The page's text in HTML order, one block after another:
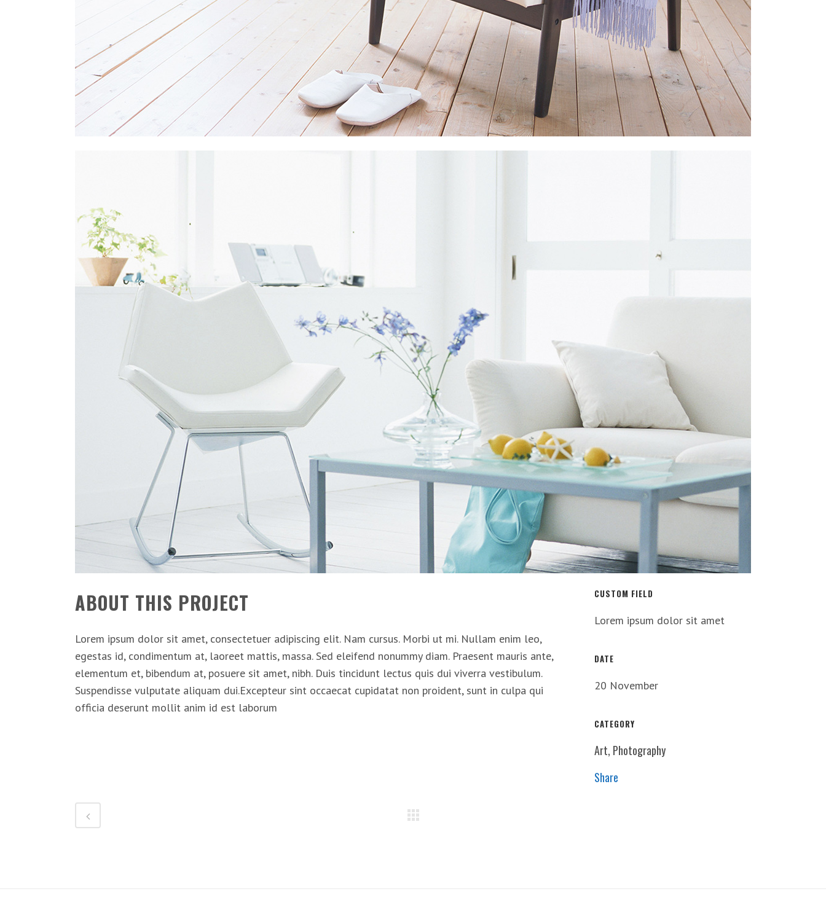
ABOUT THIS PROJECT
Lorem ipsum dolor sit amet, consectetuer adipiscing elit. Nam cursus. Morbi ut mi. Nullam enim leo,
egestas id, condimentum at, laoreet mattis, massa. Sed eleifend nonummy diam. Praesent mauris ante,
elementum et, bibendum at, posuere sit amet, nibh. Duis tincidunt lectus quis dui viverra vestibulum.
Suspendisse vulputate aliquam dui.Excepteur sint occaecat cupidatat non proident, sunt in culpa qui
officia deserunt mollit anim id est laborum
CUSTOM FIELD
Lorem ipsum dolor sit amet
DATE
20 November
CATEGORY
Art, Photography
Share